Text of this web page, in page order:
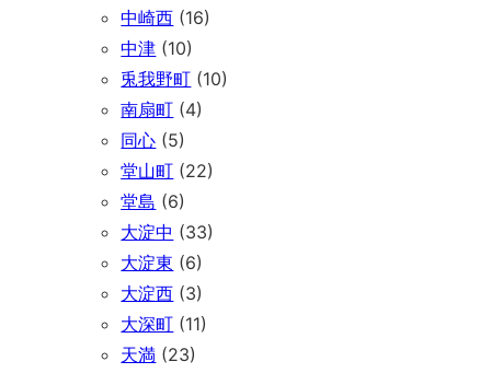
中崎西 (16)
中津 (10)
兎我野町 (10)
南扇町 (4)
同心 (5)
堂山町 (22)
堂島 (6)
大淀中 (33)
大淀東 (6)
大淀西 (3)
大深町 (11)
天満 (23)